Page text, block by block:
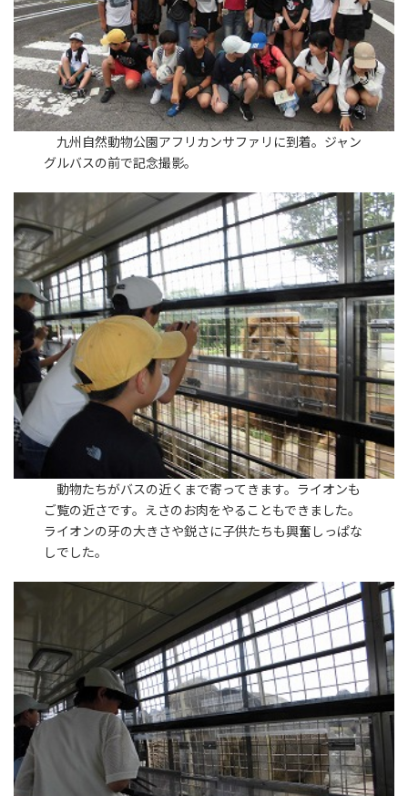
九州自然動物公園アフリカンサファリに到着。ジャン
グルバスの前で記念撮影。
動物たちがバスの近くまで寄ってきます。ライオンも
ご覧の近さです。えさのお肉をやることもできました。
ライオンの牙の大きさや鋭さに子供たちも興奮しっぱな
しでした。